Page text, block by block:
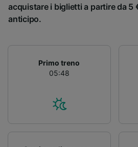
acquistare i biglietti a partire da 5
anticipo.
Primo treno
05:48